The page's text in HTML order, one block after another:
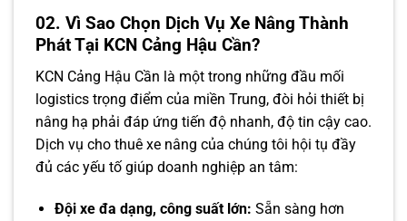
02. Vì Sao Chọn Dịch Vụ Xe Nâng Thành
Phát Tại KCN Cảng Hậu Cần?
KCN Cảng Hậu Cần là một trong những đầu mối
logistics trọng điểm của miền Trung, đòi hỏi thiết bị
nâng hạ phải đáp ứng tiến độ nhanh, độ tin cậy cao.
Dịch vụ cho thuê xe nâng của chúng tôi hội tụ đầy
đủ các yếu tố giúp doanh nghiệp an tâm:
Đội xe đa dạng, công suất lớn: Sẵn sàng hơn